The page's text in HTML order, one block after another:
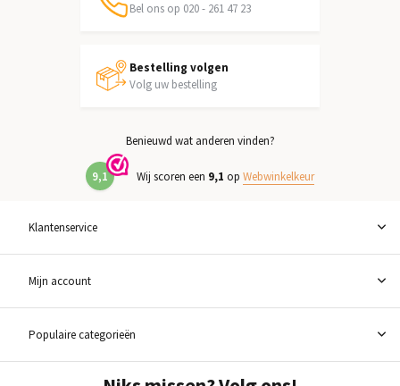
Bel ons op 020 - 261 47 23
Bestelling volgen
Volg uw bestelling
Benieuwd wat anderen vinden?
9,1 Wij scoren een 9,1 op Webwinkelkeur
Klantenservice
Mijn account
Populaire categorieën